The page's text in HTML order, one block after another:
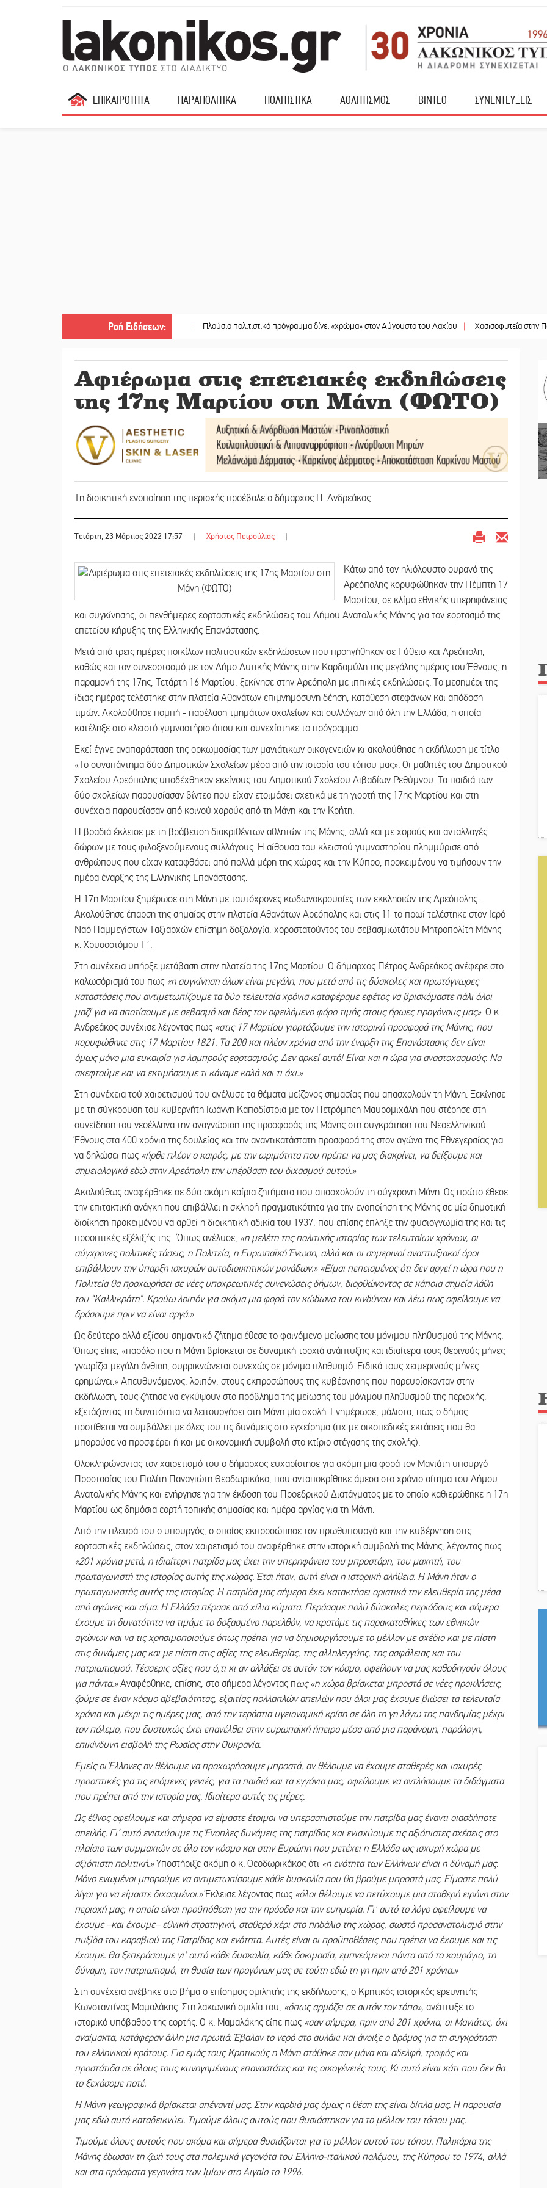
ΕΠΙΚΑΙΡΟΤΗΤΑ ΠΑΡΑΠΟΛΙΤΙΚΑ ΠΟΛΙΤΙΣΤΙΚΑ ΑΘΛΗΤΙΣΜΟΣ ΒΙΝΤΕΟ ΣΥΝΕΝΤΕΥΞΕΙΣ
Ροή Ειδήσεων:
|| Πλούσιο πολιτιστικό πρόγραμμα δίνει «χρώμα» στον Αύγουστο του Λαχίου || Χασισοφυτεία στην
Αφιέρωμα στις επετειακές εκδηλώσεις
της 17ης Μαρτίου στη Μάνη (ΦΩΤΟ)
Τη διοικητική ενοποίηση της περιοχής προέβαλε ο δήμαρχος Π. Ανδρεάκος
Τετάρτη, 23 Μάρτιος 2022 17:57 | Χρήστος Πετρούλιας |
Κάτω από τον ηλιόλουστο ουρανό της
Αρεόπολης κορυφώθηκαν την Πέμπτη 17
Μαρτίου, σε κλίμα εθνικής υπερηφάνειας
και συγκίνησης, οι πενθήμερες εορταστικές εκδηλώσεις του Δήμου Ανατολικής Μάνης για τον εορτασμό της
επετείου κήρυξης της Ελληνικής Επανάστασης.
Μετά από τρεις ημέρες ποικίλων πολιτιστικών εκδηλώσεων που προηγήθηκαν σε Γύθειο και Αρεόπολη,
καθώς και τον συνεορτασμό με τον Δήμο Δυτικής Μάνης στην Καρδαμύλη της μεγάλης ημέρας του Έθνους, η
παραμονή της 17ης, Τετάρτη 16 Μαρτίου, ξεκίνησε στην Αρεόπολη με ιππικές εκδηλώσεις. Το μεσημέρι της
ίδιας ημέρας τελέστηκε στην πλατεία Αθανάτων επιμνημόσυνη δέηση, κατάθεση στεφάνων και απόδοση
τιμών. Ακολούθησε πομπή - παρέλαση τμημάτων σχολείων και συλλόγων από όλη την Ελλάδα, η οποία
κατέληξε στο κλειστό γυμναστήριο όπου και συνεχίστηκε το πρόγραμμα.
Εκεί έγινε αναπαράσταση της ορκωμοσίας των μανιάτικων οικογενειών κι ακολούθησε η εκδήλωση με τίτλο
«Το συναπάντημα δύο Δημοτικών Σχολείων μέσα από την ιστορία του τόπου μας». Οι μαθητές του Δημοτικού
Σχολείου Αρεόπολης υποδέχθηκαν εκείνους του Δημοτικού Σχολείου Λιβαδίων Ρεθύμνου. Τα παιδιά των
δύο σχολείων παρουσίασαν βίντεο που είχαν ετοιμάσει σχετικά με τη γιορτή της 17ης Μαρτίου και στη
συνέχεια παρουσίασαν από κοινού χορούς από τη Μάνη και την Κρήτη.
Η βραδιά έκλεισε με τη βράβευση διακριθέντων αθλητών της Μάνης, αλλά και με χορούς και ανταλλαγές
δώρων με τους φιλοξενούμενους συλλόγους. Η αίθουσα του κλειστού γυμναστηρίου πλημμύρισε από
ανθρώπους που είχαν καταφθάσει από πολλά μέρη της χώρας και την Κύπρο, προκειμένου να τιμήσουν την
ημέρα έναρξης της Ελληνικής Επανάστασης.
Η 17η Μαρτίου ξημέρωσε στη Μάνη με ταυτόχρονες κωδωνοκρουσίες των εκκλησιών της Αρεόπολης.
Ακολούθησε έπαρση της σημαίας στην πλατεία Αθανάτων Αρεόπολης και στις 11 το πρωί τελέστηκε στον Ιερό
Ναό Παμμεγίστων Ταξιαρχών επίσημη δοξολογία, χοροστατούντος του σεβασμιωτάτου Μητροπολίτη Μάνης
κ. Χρυσοστόμου Γ΄.
Στη συνέχεια υπήρξε μετάβαση στην πλατεία της 17ης Μαρτίου. Ο δήμαρχος Πέτρος Ανδρεάκος ανέφερε στο
καλωσόρισμά του πως «η συγκίνηση όλων είναι μεγάλη, που μετά από τις δύσκολες και πρωτόγνωρες
καταστάσεις που αντιμετωπίζουμε τα δύο τελευταία χρόνια καταφέραμε εφέτος να βρισκόμαστε πάλι όλοι
μαζί για να αποτίσουμε με σεβασμό και δέος τον οφειλόμενο φόρο τιμής στους ήρωες προγόνους μας». Ο κ.
Ανδρεάκος συνέχισε λέγοντας πως «στις 17 Μαρτίου γιορτάζουμε την ιστορική προσφορά της Μάνης, που
κορυφώθηκε στις 17 Μαρτίου 1821. Τα 200 και πλέον χρόνια από την έναρξη της Επανάστασης δεν είναι
όμως μόνο μια ευκαιρία για λαμπρούς εορτασμούς. Δεν αρκεί αυτό! Είναι και η ώρα για αναστοχασμούς. Να
σκεφτούμε και να εκτιμήσουμε τι κάναμε καλά και τι όχι.»
Στη συνέχεια τού χαιρετισμού του ανέλυσε τα θέματα μείζονος σημασίας που απασχολούν τη Μάνη. Ξεκίνησε
με τη σύγκρουση του κυβερνήτη Ιωάννη Καποδίστρια με τον Πετρόμπεη Μαυρομιχάλη που στέρησε στη
συνείδηση του νεοέλληνα την αναγνώριση της προσφοράς της Μάνης στη συγκρότηση του Νεοελληνικού
Έθνους στα 400 χρόνια της δουλείας και την αναντικατάστατη προσφορά της στον αγώνα της Εθνεγερσίας για
να δηλώσει πως «ήρθε πλέον ο καιρός, με την ωριμότητα που πρέπει να μας διακρίνει, να δείξουμε και
σημειολογικά εδώ στην Αρεόπολη την υπέρβαση του διχασμού αυτού.»
Ακολούθως αναφέρθηκε σε δύο ακόμη καίρια ζητήματα που απασχολούν τη σύγχρονη Μάνη. Ως πρώτο έθεσε
την επιτακτική ανάγκη που επιβάλλει η σκληρή πραγματικότητα για την ενοποίηση της Μάνης σε μία δημοτική
διοίκηση προκειμένου να αρθεί η διοικητική αδικία του 1937, που επίσης έπληξε την φυσιογνωμία της και τις
προοπτικές εξέλιξής της. Όπως ανέλυσε, «η μελέτη της πολιτικής ιστορίας των τελευταίων χρόνων, οι
σύγχρονες πολιτικές τάσεις, η Πολιτεία, η Ευρωπαϊκή Ένωση, αλλά και οι σημερινοί αναπτυξιακοί όροι
επιβάλλουν την ύπαρξη ισχυρών αυτοδιοικητικών μονάδων.» «Είμαι πεπεισμένος ότι δεν αργεί η ώρα που η
Πολιτεία θα προχωρήσει σε νέες υποχρεωτικές συνενώσεις δήμων, διορθώνοντας σε κάποια σημεία λάθη
του “Καλλικράτη”. Κρούω λοιπόν για ακόμα μια φορά τον κώδωνα του κινδύνου και λέω πως οφείλουμε να
δράσουμε πριν να είναι αργά.»
Ως δεύτερο αλλά εξίσου σημαντικό ζήτημα έθεσε το φαινόμενο μείωσης του μόνιμου πληθυσμού της Μάνης.
Όπως είπε, «παρόλο που η Μάνη βρίσκεται σε δυναμική τροχιά ανάπτυξης και ιδιαίτερα τους θερινούς μήνες
γνωρίζει μεγάλη άνθιση, συρρικνώνεται συνεχώς σε μόνιμο πληθυσμό. Ειδικά τους χειμερινούς μήνες
ερημώνει.» Απευθυνόμενος, λοιπόν, στους εκπροσώπους της κυβέρνησης που παρευρίσκονταν στην
εκδήλωση, τους ζήτησε να εγκύψουν στο πρόβλημα της μείωσης του μόνιμου πληθυσμού της περιοχής,
εξετάζοντας τη δυνατότητα να λειτουργήσει στη Μάνη μία σχολή. Ενημέρωσε, μάλιστα, πως ο δήμος
προτίθεται να συμβάλλει με όλες του τις δυνάμεις στο εγχείρημα (πχ με οικοπεδικές εκτάσεις που θα
μπορούσε να προσφέρει ή και με οικονομική συμβολή στο κτίριο στέγασης της σχολής).
Ολοκληρώνοντας τον χαιρετισμό του ο δήμαρχος ευχαρίστησε για ακόμη μια φορά τον Μανιάτη υπουργό
Προστασίας του Πολίτη Παναγιώτη Θεοδωρικάκο, που ανταποκρίθηκε άμεσα στο χρόνιο αίτημα του Δήμου
Ανατολικής Μάνης και ενήργησε για την έκδοση του Προεδρικού Διατάγματος με το οποίο καθιερώθηκε η 17η
Μαρτίου ως δημόσια εορτή τοπικής σημασίας και ημέρα αργίας για τη Μάνη.
Από την πλευρά του ο υπουργός, ο οποίος εκπροσώπησε τον πρωθυπουργό και την κυβέρνηση στις
εορταστικές εκδηλώσεις, στον χαιρετισμό του αναφέρθηκε στην ιστορική συμβολή της Μάνης, λέγοντας πως
«201 χρόνια μετά, η ιδιαίτερη πατρίδα μας έχει την υπερηφάνεια του μπροστάρη, του μαχητή, του
πρωταγωνιστή της ιστορίας αυτής της χώρας. Έτσι ήταν, αυτή είναι η ιστορική αλήθεια. Η Μάνη ήταν ο
πρωταγωνιστής αυτής της ιστορίας. Η πατρίδα μας σήμερα έχει κατακτήσει οριστικά την ελευθερία της μέσα
από αγώνες και αίμα. Η Ελλάδα πέρασε από χίλια κύματα. Περάσαμε πολύ δύσκολες περιόδους και σήμερα
έχουμε τη δυνατότητα να τιμάμε το δοξασμένο παρελθόν, να κρατάμε τις παρακαταθήκες των εθνικών
αγώνων και να τις χρησιμοποιούμε όπως πρέπει για να δημιουργήσουμε το μέλλον με σχέδιο και με πίστη
στις δυνάμεις μας και με πίστη στις αξίες της ελευθερίας, της αλληλεγγύης, της ασφάλειας και του
πατριωτισμού. Τέσσερις αξίες που ό,τι κι αν αλλάξει σε αυτόν τον κόσμο, οφείλουν να μας καθοδηγούν όλους
για πάντα.»Αναφέρθηκε, επίσης, στο σήμερα λέγοντας πως «η χώρα βρίσκεται μπροστά σε νέες προκλήσεις,
ζούμε σε έναν κόσμο αβεβαιότητας, εξαιτίας πολλαπλών απειλών που όλοι μας έχουμε βιώσει τα τελευταία
χρόνια και μέχρι τις ημέρες μας, από την τεράστια υγειονομική κρίση σε όλη τη γη λόγω της πανδημίας μέχρι
τον πόλεμο, που δυστυχώς έχει επανέλθει στην ευρωπαϊκή ήπειρο μέσα από μια παράνομη, παράλογη,
επικίνδυνη εισβολή της Ρωσίας στην Ουκρανία.
Εμείς οι Έλληνες αν θέλουμε να προχωρήσουμε μπροστά, αν θέλουμε να έχουμε σταθερές και ισχυρές
προοπτικές για τις επόμενες γενιές, για τα παιδιά και τα εγγόνια μας, οφείλουμε να αντλήσουμε τα διδάγματα
που πρέπει από την ιστορία μας. Ιδιαίτερα αυτές τις μέρες.
Ως έθνος οφείλουμε και σήμερα να είμαστε έτοιμοι να υπερασπιστούμε την πατρίδα μας έναντι οιασδήποτε
απειλής. Γι’ αυτό ενισχύουμε τις Ένοπλες δυνάμεις της πατρίδας και ενισχύουμε τις αξιόπιστες σχέσεις στο
πλαίσιο των συμμαχιών σε όλο τον κόσμο και στην Ευρώπη που μετέχει η Ελλάδα ως ισχυρή χώρα με
αξιόπιστη πολιτική.»Υποστήριξε ακόμη ο κ. Θεοδωρικάκος ότι «η ενότητα των Ελλήνων είναι η δύναμή μας.
Μόνο ενωμένοι μπορούμε να αντιμετωπίσουμε κάθε δυσκολία που θα βρούμε μπροστά μας. Είμαστε πολύ
λίγοι για να είμαστε διχασμένοι.»Έκλεισε λέγοντας πως «όλοι θέλουμε να πετύχουμε μια σταθερή ειρήνη στην
περιοχή μας, η οποία είναι προϋπόθεση για την πρόοδο και την ευημερία. Γι' αυτό το λόγο οφείλουμε να
έχουμε –και έχουμε– εθνική στρατηγική, σταθερό χέρι στο πηδάλιο της χώρας, σωστό προσανατολισμό στην
πυξίδα του καραβιού της Πατρίδας και ενότητα. Αυτές είναι οι προϋποθέσεις που πρέπει να έχουμε και τις
έχουμε. Θα ξεπεράσουμε γι' αυτό κάθε δυσκολία, κάθε δοκιμασία, εμπνεόμενοι πάντα από το κουράγιο, τη
δύναμη, τον πατριωτισμό, τη θυσία των προγόνων μας σε τούτη εδώ τη γη πριν από 201 χρόνια.»
Στη συνέχεια ανέβηκε στο βήμα ο επίσημος ομιλητής της εκδήλωσης, ο Κρητικός ιστορικός ερευνητής
Κωνσταντίνος Μαμαλάκης. Στη λακωνική ομιλία του, «όπως αρμόζει σε αυτόν τον τόπο», ανέπτυξε το
ιστορικό υπόβαθρο της εορτής. Ο κ. Μαμαλάκης είπε πως «σαν σήμερα, πριν από 201 χρόνια, οι Μανιάτες, όχι
αναίμακτα, κατάφεραν άλλη μια πρωτιά. Έβαλαν το νερό στο αυλάκι και άνοιξε ο δρόμος για τη συγκρότηση
του ελληνικού κράτους. Για εμάς τους Κρητικούς η Μάνη στάθηκε σαν μάνα και αδελφή, τροφός και
προστάτιδα σε όλους τους κυνηγημένους επαναστάτες και τις οικογένειές τους. Κι αυτό είναι κάτι που δεν θα
το ξεχάσομε ποτέ.
Η Μάνη γεωγραφικά βρίσκεται απέναντί μας. Στην καρδιά μας όμως η θέση της είναι δίπλα μας. Η παρουσία
μας εδώ αυτό καταδεικνύει. Τιμούμε όλους αυτούς που θυσιάστηκαν για το μέλλον του τόπου μας.
Τιμούμε όλους αυτούς που ακόμα και σήμερα θυσιάζονται για το μέλλον αυτού του τόπου. Παλικάρια της
Μάνης έδωσαν τη ζωή τους στα πολεμικά γεγονότα του Ελληνο-ιταλικού πολέμου, της Κύπρου το 1974, αλλά
και στα πρόσφατα γεγονότα των Ιμίων στο Αιγαίο το 1996.